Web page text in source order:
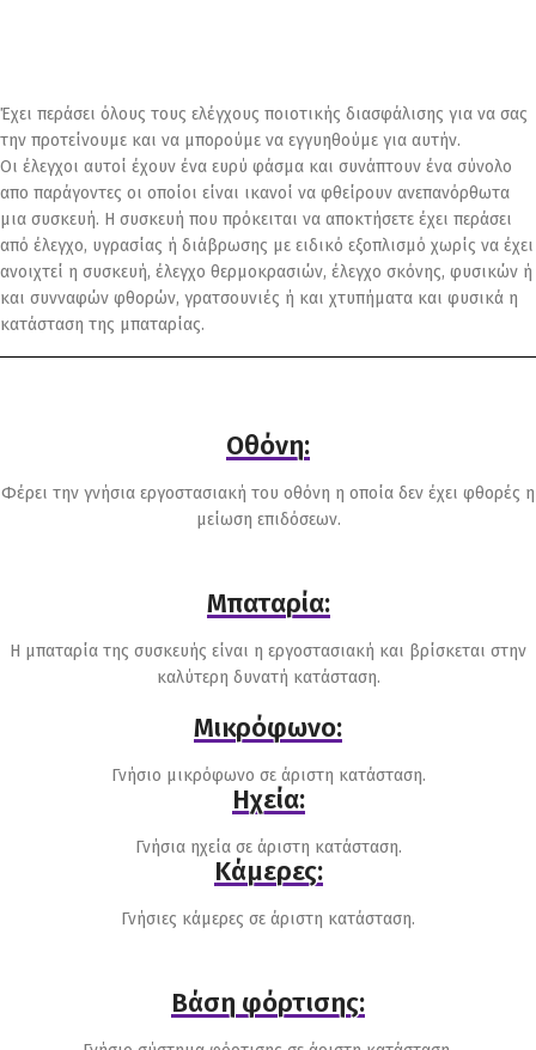
Έχει περάσει όλους τους ελέγχους ποιοτικής διασφάλισης για να σας
την προτείνουμε και να μπορούμε να εγγυηθούμε για αυτήν.
Οι έλεγχοι αυτοί έχουν ένα ευρύ φάσμα και συνάπτουν ένα σύνολο
απο παράγοντες οι οποίοι είναι ικανοί να φθείρουν ανεπανόρθωτα
μια συσκευή. Η συσκευή που πρόκειται να αποκτήσετε έχει περάσει
από έλεγχο, υγρασίας ή διάβρωσης με ειδικό εξοπλισμό χωρίς να έχει
ανοιχτεί η συσκευή, έλεγχο θερμοκρασιών, έλεγχο σκόνης, φυσικών ή
και συνναφών φθορών, γρατσουνιές ή και χτυπήματα και φυσικά η
κατάσταση της μπαταρίας.
Οθόνη:
Φέρει την γνήσια εργοστασιακή του οθόνη η οποία δεν έχει φθορές η
μείωση επιδόσεων.
Μπαταρία:
Η μπαταρία της συσκευής είναι η εργοστασιακή και βρίσκεται στην
καλύτερη δυνατή κατάσταση.
Μικρόφωνο:
Γνήσιο μικρόφωνο σε άριστη κατάσταση.
Ηχεία:
Γνήσια ηχεία σε άριστη κατάσταση.
Κάμερες:
Γνήσιες κάμερες σε άριστη κατάσταση.
Βάση φόρτισης: